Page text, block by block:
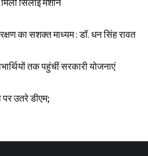
सिलाई मशीन
का सशक्त माध्यम : डॉ. धन सिंह रावत
तक पहुंचीं सरकारी योजनाएं
पर उतरे डीएम;